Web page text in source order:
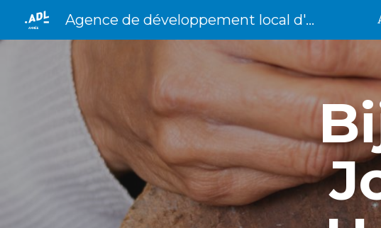
Skip to main
Agence de développement local d'Anhée